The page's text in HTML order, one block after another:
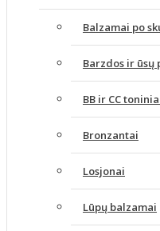
Balzamai po
Barzdos ir ūsų
BB ir CC
Bronzantai
Losjonai
Lūpų balzamai